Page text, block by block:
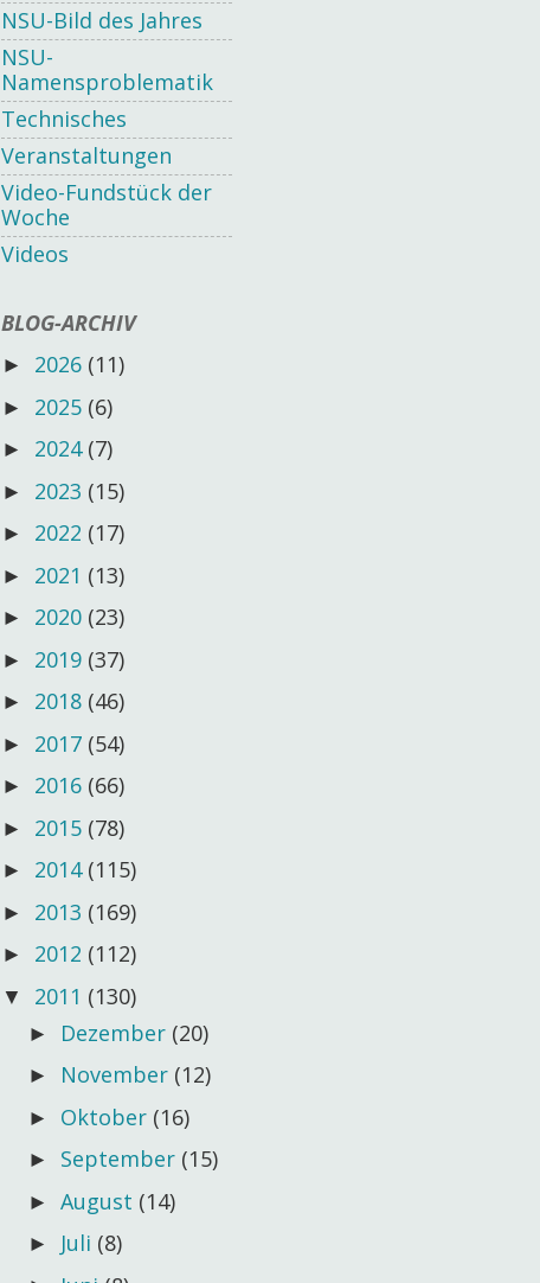
NSU-Bild des Jahres
NSU-
Namensproblematik
Technisches
Veranstaltungen
Video-Fundstück der
Woche
Videos
BLOG-ARCHIV
► 2026 (11)
► 2025 (6)
► 2024 (7)
► 2023 (15)
► 2022 (17)
► 2021 (13)
► 2020 (23)
► 2019 (37)
► 2018 (46)
► 2017 (54)
► 2016 (66)
► 2015 (78)
► 2014 (115)
► 2013 (169)
► 2012 (112)
▼ 2011 (130)
► Dezember (20)
► November (12)
► Oktober (16)
► September (15)
► August (14)
► Juli (8)